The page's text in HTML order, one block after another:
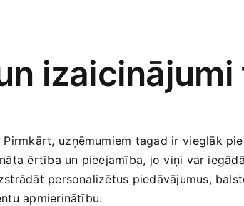
izaicinājumi
Pirmkārt,⁣ uzņēmumiem tagad ir⁣ vieglāk
ērtība un pieejamība, jo viņi​ var
personalizētus piedāvājumus,
apmierinātību.